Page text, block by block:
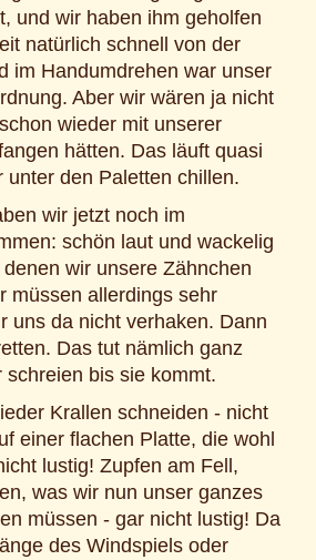
und wir haben ihm geholfen
natürlich schnell von der
im Handumdrehen war unser
Aber wir wären ja nicht
wieder mit unserer
hätten. Das läuft quasi
unter den Paletten chillen.
wir jetzt noch im
schön laut und wackelig
wir unsere Zähnchen
müssen allerdings sehr
uns da nicht verhaken. Dann
Das tut nämlich ganz
bis sie kommt.
Krallen schneiden - nicht
einer flachen Platte, die wohl
lustig! Zupfen am Fell,
was wir nun unser ganzes
müssen - gar nicht lustig! Da
des Windspiels oder